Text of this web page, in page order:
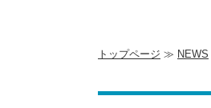
トップページ ≫ NEWS